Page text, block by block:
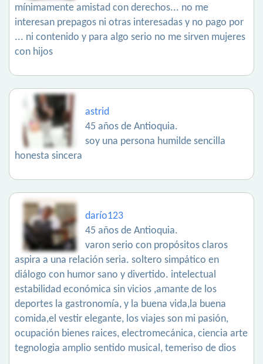
mínimamente amistad con derechos... no me
interesan prepagos ni otras interesadas y no pago por
... ni contenido y para algo serio no me sirven mujeres
con hijos
astrid
45 años de Antioquia.
soy una persona humilde sencilla
honesta sincera
darío123
45 años de Antioquia.
varon serio con propósitos claros
aspira a una relación seria. soltero simpático en
diálogo con humor sano y divertido. intelectual
estabilidad económica sin vicios ,amante de los
deportes la gastronomía, y la buena vida,la buena
comida,el vestir elegante, los viajes son mi pasión,
ocupación bienes raices, electromecánica, ciencia arte
tegnologia amplio sentido musical, temeriso de dios